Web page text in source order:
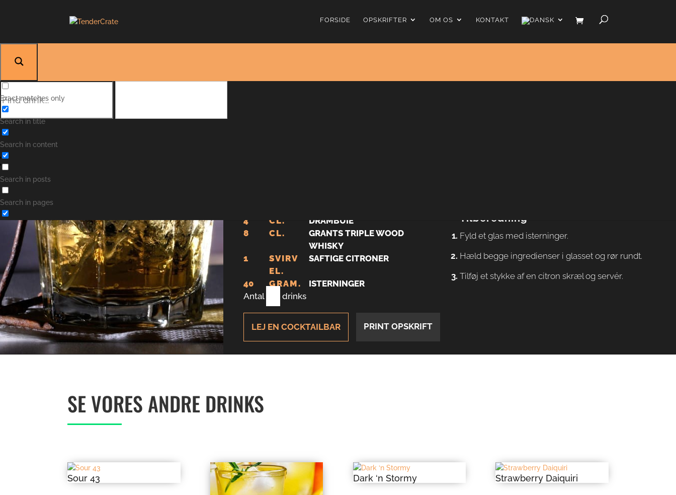
FORSIDE OPSKRIFTER OM OS KONTAKT
Exact matches only
Search in title
Search in content
Search in posts
Search in pages
Rusty Nail
4 CL.
DRAMBUIE
8
CL.
GRANTS TRIPLE WOOD
WHISKY
1
SVIRV
EL.
SAFTIGE CITRONER
40 GRAM.
ISTERNINGER
Antal
drinks
Tilberedning
Fyld et glas med isterninger.
Hæld begge ingredienser i glasset og rør rundt.
Tilføj et stykke af en citron skræl og servér.
LEJ EN COCKTAILBAR PRINT OPSKRIFT
SE VORES ANDRE DRINKS
Sour 43 Dark ‘n Stormy Strawberry Daiquiri